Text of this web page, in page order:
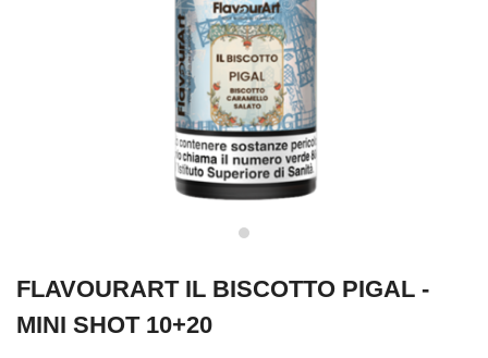
FLAVOURART IL BISCOTTO PIGAL -
MINI SHOT 10+20